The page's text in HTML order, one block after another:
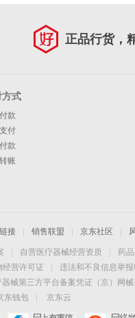
正品行货，
方式
款
付
款
账
接 销售联盟 京东社区
自营医疗器械经营资质 药
经营许可证
违法和不良信息举
器械第三方平台备案凭证（京）网
东钱包
京东云